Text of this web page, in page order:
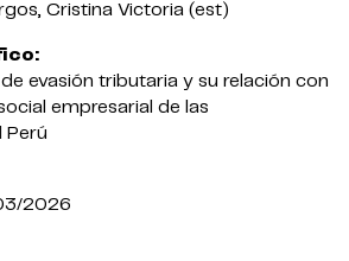
Cristina Victoria (est)
evasión tributaria y su relación con
empresarial de las
Perú
2026